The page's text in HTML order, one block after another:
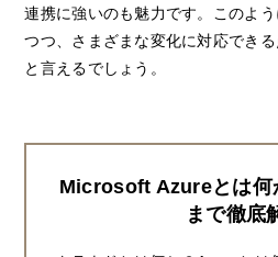
連携に強いのも魅力です。このよ
つつ、さまざまな変化に対応でき
と言えるでしょう。
Microsoft Azureとは何
まで徹底